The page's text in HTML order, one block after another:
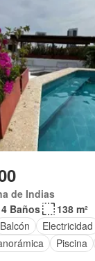
de Indias
4 Baños
138 m²
Balcón Electricidad
Piscina